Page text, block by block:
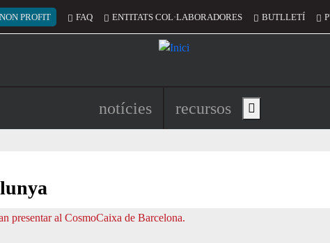
del compte d'usuari
NON PROFIT FAQ ENTITATS COL·LABORADORES BUTLLETÍ
Navegació principal de
notícies recursos Show main menu